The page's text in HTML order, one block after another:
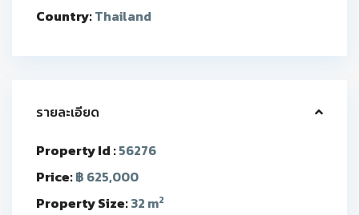
Country:Thailand
รายละเอียด
Property Id :56276
Price:฿ 625,000
Property Size:32 m2